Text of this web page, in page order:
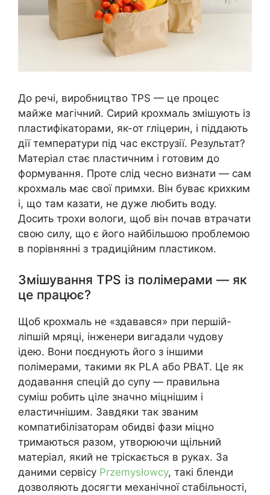
До речі, виробництво TPS — це процес
майже магічний. Сирий крохмаль змішують із
пластифікаторами, як-от гліцерин, і піддають
дії температури під час екструзії. Результат?
Матеріал стає пластичним і готовим до
формування. Проте слід чесно визнати — сам
крохмаль має свої примхи. Він буває крихким
і, що там казати, не дуже любить воду.
Досить трохи вологи, щоб він почав втрачати
свою силу, що є його найбільшою проблемою
в порівнянні з традиційним пластиком.
Змішування TPS із полімерами — як
це працює?
Щоб крохмаль не «здавався» при першій-
ліпшій мряці, інженери вигадали чудову
ідею. Вони поєднують його з іншими
полімерами, такими як PLA або PBAT. Це як
додавання спецій до супу — правильна
суміш робить ціле значно міцнішим і
еластичнішим. Завдяки так званим
компатибілізаторам обидві фази міцно
тримаються разом, утворюючи щільний
матеріал, який не тріскається в руках. За
даними сервісу Przemysłowcy, такі бленди
дозволяють досягти механічної стабільності,